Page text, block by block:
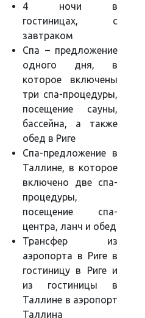
4 ночи в
гостиницах, с
завтраком
Спа – предложение
одного дня, в
которое включены
три спа-процедуры,
посещение сауны,
бассейна, а также
обед в Риге
Спа-предложение в
Таллине, в которое
включено две спа-
процедуры,
посещение спа-
центра, ланч и обед
Трансфер из
аэропорта в Риге в
гостиницу в Риге и
из гостиницы в
Таллине в аэропорт
Таллина